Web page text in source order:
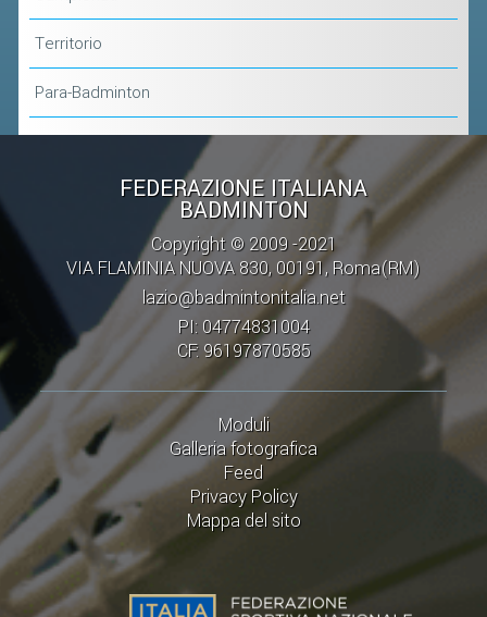
Territorio
Para-Badminton
FEDERAZIONE ITALIANA
BADMINTON
Copyright © 2009 -2021
VIA FLAMINIA NUOVA 830, 00191, Roma(RM)
lazio@badmintonitalia.net
PI: 04774831004
CF: 96197870585
Moduli
Galleria fotografica
Feed
Privacy Policy
Mappa del sito